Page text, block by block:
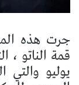
جرت هذه
يوليو والتي